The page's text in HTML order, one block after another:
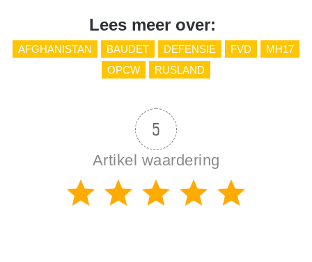
Lees meer over:
AFGHANISTAN BAUDET DEFENSIE FVD
MH17
OPCW
RUSLAND
5
Artikel waardering